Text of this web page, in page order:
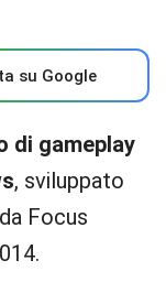
su Google
di gameplay
, sviluppato
Focus